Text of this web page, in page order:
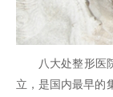
八大处整形医
立，是国内最早的